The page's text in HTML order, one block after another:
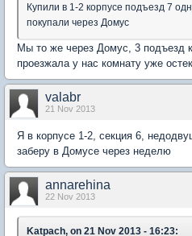
Купили в 1-2 корпусе подъезд 7
покупали через Домус
Мы то же через Домус, 3 подъезд
проезжала у нас комнату уже
valabr
21 Nov 2013
Я в корпусе 1-2, секция 6,
заберу в Домусе через неделю
annarehina
22 Nov 2013
Katpach, on 21 Nov 2013 - 16:23: